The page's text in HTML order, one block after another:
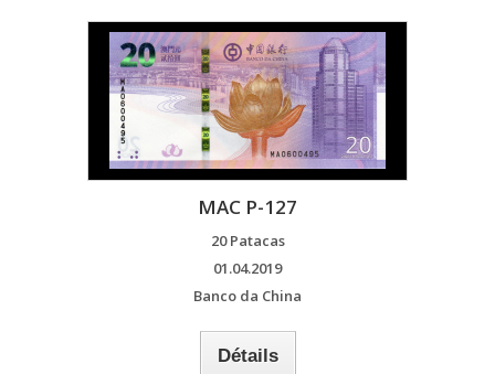
MAC P-127
20 Patacas
01.04.2019
Banco da China
Détails